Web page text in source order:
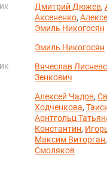
Дмитрий Дюжев,
Аксененко,
Эмиль Никогосян
Эмиль Никогосян
Вячеслав
Зенкович
Алексей Чадов,
Ходченкова,
Арнтгольц
Константин,
Максим Виторган
Смоляков